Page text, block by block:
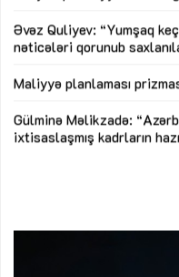
Əvəz Quliyev: “Yumşaq
nəticələri qorunub
Maliyyə planlaması
Gülminə Məlikzadə:
ixtisaslaşmış kadrların